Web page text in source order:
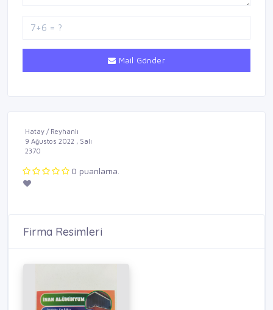
Mail Gönder
Hatay / Reyhanlı
9 Ağustos 2022 , Salı
2370
0 puanlama.
Firma Resimleri